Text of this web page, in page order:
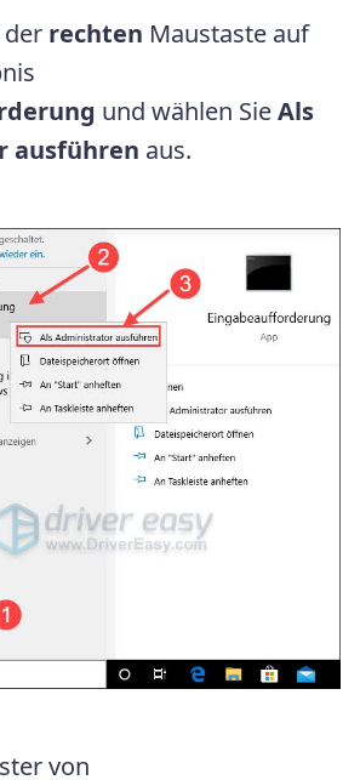
der rechten Maustaste auf
und wählen SieAls
ausführen aus.
von